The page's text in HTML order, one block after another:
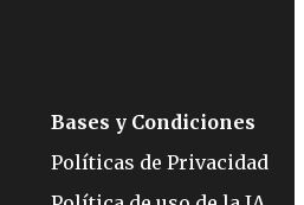
Bases y Condiciones
Políticas de Privacidad